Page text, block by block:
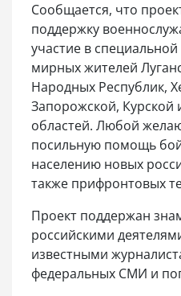
Сообщается, что
поддержку
участие в
мирных жителей
Народных Республик,
Запорожской, Курской
областей. Любой
посильную помощь
населению новых
также прифронтовых
Проект поддержан
российскими
известными
федеральных СМИ и